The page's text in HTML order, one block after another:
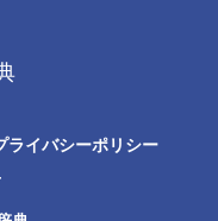
ライバシーポリシー